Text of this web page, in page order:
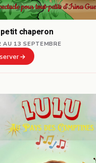
chaperon
AU 13 SEPTEMBRE